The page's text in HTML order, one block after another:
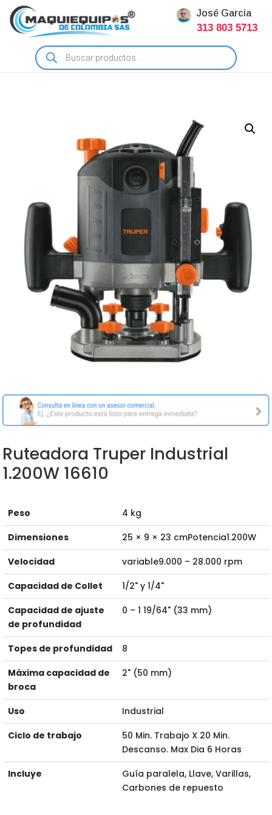
José García
313 803 5713
Búsqueda
de
productos
Ruteadora Truper Industrial
1.200W 16610
Peso
4 kg
Dimensiones
25 × 9 × 23 cmPotencia1.200W
Velocidad
variable9.000 – 28.000 rpm
Capacidad de Collet
1/2" y 1/4"
Capacidad de ajuste
de profundidad
0 – 1 19/64" (33 mm)
Topes de profundidad
8
Máxima capacidad de
broca
2" (50 mm)
Uso
Industrial
Ciclo de trabajo
50 Min. Trabajo X 20 Min.
Descanso. Max Dia 6 Horas
Incluye
Guía paralela, Llave, Varillas,
Carbones de repuesto